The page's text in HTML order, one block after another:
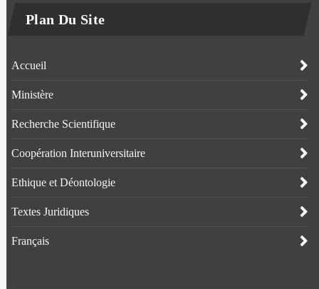
Plan Du Site
Accueil
Ministère
Recherche Scientifique
Coopération Interuniversitaire
Ethique et Déontologie
Textes Juridiques
Français